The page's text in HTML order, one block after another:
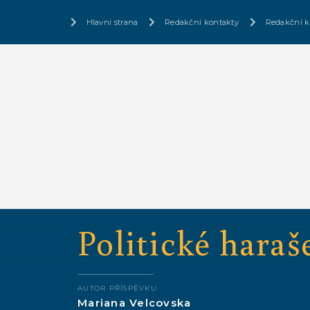
Hlavní strana Redakční kontakty Redakční
Politické
AUTOR PŘÍSPĚVKU
Mariana Velcovska